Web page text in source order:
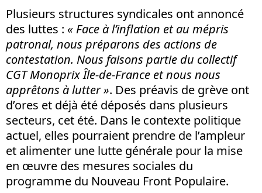
Plusieurs structures syndicales ont annoncé
des luttes : « Face à l’inflation et au mépris
patronal, nous préparons des actions de
contestation. Nous faisons partie du collectif
CGT Monoprix Île-de-France et nous nous
apprêtons à lutter ». Des préavis de grève ont
d’ores et déjà été déposés dans plusieurs
secteurs, cet été. Dans le contexte politique
actuel, elles pourraient prendre de l’ampleur
et alimenter une lutte générale pour la mise
en œuvre des mesures sociales du
programme du Nouveau Front Populaire.